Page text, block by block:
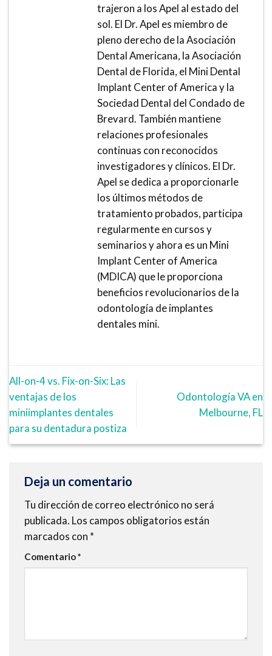
trajeron a los Apel al estado del
sol. El Dr. Apel es miembro de
pleno derecho de la Asociación
Dental Americana, la Asociación
Dental de Florida, el Mini Dental
Implant Center of America y la
Sociedad Dental del Condado de
Brevard. También mantiene
relaciones profesionales
continuas con reconocidos
investigadores y clínicos. El Dr.
Apel se dedica a proporcionarle
los últimos métodos de
tratamiento probados, participa
regularmente en cursos y
seminarios y ahora es un Mini
Implant Center of America
(MDICA) que le proporciona
beneficios revolucionarios de la
odontología de implantes
dentales mini.
All-on-4 vs. Fix-on-Six: Las
ventajas de los
miniimplantes dentales
para su dentadura postiza
Odontología VA en
Melbourne, FL
Deja un comentario
Tu dirección de correo electrónico no será
publicada. Los campos obligatorios están
marcados con *
Comentario*